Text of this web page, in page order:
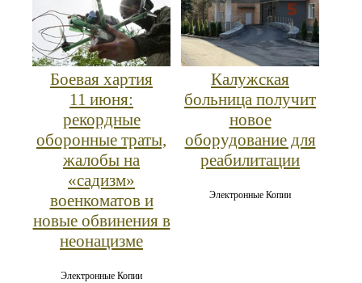
Боевая хартия
11 июня:
рекордные
оборонные траты,
жалобы на
«садизм»
военкоматов и
новые обвинения в
неонацизме
Электронные Копии
Калужская
больница получит
новое
оборудование для
реабилитации
Электронные Копии